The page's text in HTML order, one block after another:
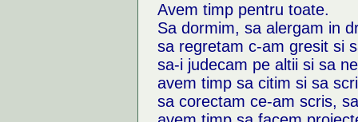
Avem timp pentru toate.
Sa dormim, sa alergam in
sa regretam c-am gresit si
sa-i judecam pe altii si sa
avem timp sa citim si sa
sa corectam ce-am scris,